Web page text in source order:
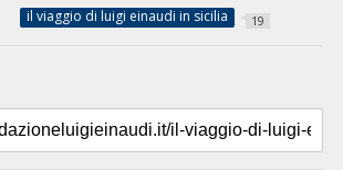
il viaggio di luigi einaudi in sicilia 19